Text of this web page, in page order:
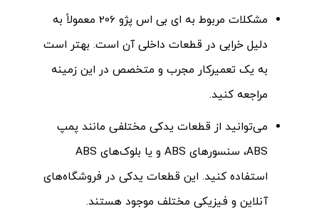
مشکلات مربوط به ای بی اس پژو 206 معمولاً به
دلیل خرابی در قطعات داخلی آن است. بهتر است
به یک تعمیرکار مجرب و متخصص در این زمینه
مراجعه کنید.
می‌توانید از قطعات یدکی مختلفی مانند پمپ
ABS، سنسورهای ABS و یا بلوک‌های ABS
استفاده کنید. این قطعات یدکی در فروشگاه‌های
آنلاین و فیزیکی مختلف موجود هستند.